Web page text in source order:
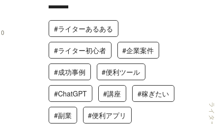
0 #ライターあるある
#ライター初心者 #企業案件
#成功事例 #便利ツール
#ChatGPT #講座 #稼ぎたい
#副業 #便利アプリ